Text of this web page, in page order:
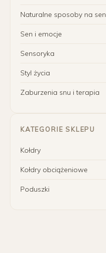
Naturalne sposoby na sen
Sen i emocje
Sensoryka
Styl życia
Zaburzenia snu i terapia
KATEGORIE SKLEPU
Kołdry
Kołdry obciążeniowe
Poduszki